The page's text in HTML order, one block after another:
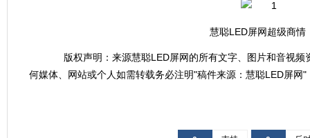
慧聪LED屏网超级商情
版权声明：来源慧聪LED屏网的所有文字、图片和音视频
何媒体、网站或个人如需转载务必注明"稿件来源：慧聪LED屏网